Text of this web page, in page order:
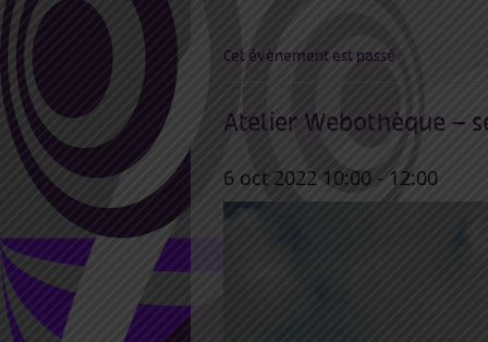
Cet évènement est passé
Atelier Webothèque –
6 oct 2022 10:00-12:00